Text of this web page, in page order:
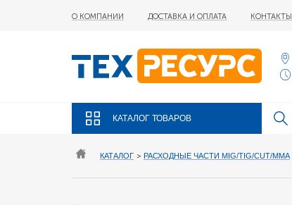
О КОМПАНИИ ДОСТАВКА И ОПЛАТА КОНТАКТЫ
КАТАЛОГ ТОВАРОВ
КАТАЛОГ > РАСХОДНЫЕ ЧАСТИ MIG/TIG/CUT/MMA